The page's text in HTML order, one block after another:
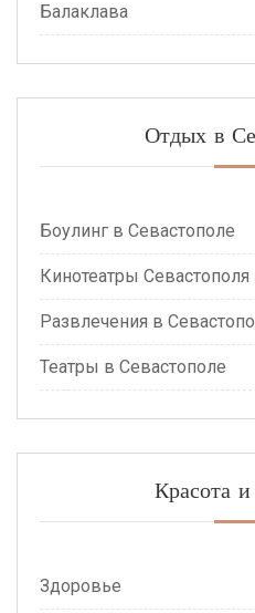
Балаклава
Отдых в
Боулинг в Севастополе
Кинотеатры Севастополя
Развлечения в
Театры в Севастополе
Красота и
Здоровье